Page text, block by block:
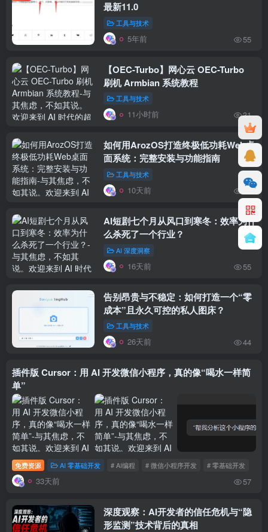
最新11.0
工具与技术
5年前 55
【OEC-Turbo】网心云 OEC-Turbo
刷机 Armbian 系统教程
工具与技术
11小时前 31
如何用ArozOS打造终极低功耗Web桌
面系统：完整安装与功能指南
工具与技术
10天前 49
AI短剧七个月从风口到寒冬：效率为什
么杀死了一个行业？
AI 深度洞察
16天前 55
告别昂贵与不稳定：如何打造一个“零
成本”且永久可控的私人图床？
工具与技术
26天前 44
插件版 Cursor：用 AI 开发微信小程序，真的像“喝水一样简
单”
免费资源 AI 零基础开发 # AI编程 # 微信小程序开发 # 零基础开发
33天前 57
深度观察：AI开发者的信任危机与“隐
形监测”技术背后的真相